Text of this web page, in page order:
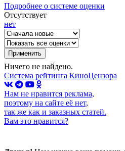
Подробнее о системе оценки
Отсутствует
нет
Применить
Ничего не найдено.
Система рейтинга КиноЦензора
Нам не нравится реклама,
поэтому на сайте её нет,
так же как и заказных статей.
Вам это нравится?